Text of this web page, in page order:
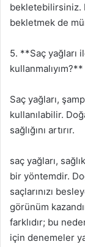
bekletebilirsiniz.
bekletmek de
5. **Saç yağları
kullanmalıyım?**
Saç yağları,
kullanılabilir.
sağlığını artırır.
saç yağları,
bir yöntemdir.
saçlarınızı
görünüm
farklıdır; bu
için denemeler